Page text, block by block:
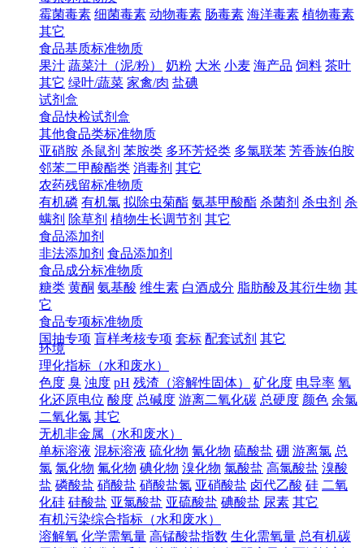
霉菌毒素 细菌毒素 动物毒素 肠毒素 海洋毒素 植物毒素
其它
食品基质标准物质
果汁 蔬菜汁（泥/粉） 奶粉 大米 小麦 海产品 饲料 茶叶
其它 绿叶/蔬菜 家禽/肉 盐碘
试剂盒
食品快检试剂盒
其他食品类标准物质
亚硝胺 杀鼠剂 苯胺类 多环芳烃类 多氯联苯 芳香族伯胺
邻苯二甲酸酯类 消毒剂 其它
农药残留标准物质
有机磷 有机氯 拟除虫菊酯 氨基甲酸酯 杀菌剂 杀虫剂 杀
螨剂 除草剂 植物生长调节剂 其它
食品添加剂
非法添加剂 食品添加剂
食品成分标准物质
糖类 黄酮 氨基酸 维生素 白酒成分 脂肪酸及其衍生物 其
它
食品专项标准物质
国抽专项 盲样考核专项 套标 配套试剂 其它
环境
理化指标（水和废水）
色度 臭 浊度 pH 残渣（溶解性固体） 矿化度 电导率 氧
化还原电位 酸度 总碱度 游离二氧化碳 总硬度 颜色 余氯
二氧化氯 其它
无机非金属（水和废水）
单标溶液 混标溶液 硫化物 氰化物 硫酸盐 硼 游离氯 总
氯 氯化物 氟化物 碘化物 溴化物 氯酸盐 高氯酸盐 溴酸
盐 磷酸盐 硝酸盐 硝酸盐氮 亚硝酸盐 卤代乙酸 硅 二氧
化硅 硅酸盐 亚氯酸盐 亚硫酸盐 碘酸盐 尿素 其它
有机污染综合指标（水和废水）
溶解氧 化学需氧量 高锰酸盐指数 生化需氧量 总有机碳